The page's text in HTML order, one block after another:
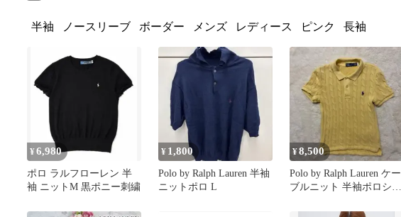
半袖 ノースリーブ ボーダー メンズ レディース ピンク 長袖
¥ 6,980
ポロ ラルフローレン 半
袖 ニットM 黒ポニー刺繍
¥ 1,800
Polo by Ralph Lauren 半袖
ニットポロ L
¥8,500
Polo by Ralph Lauren ケー
ブルニット 半袖ポロシャ